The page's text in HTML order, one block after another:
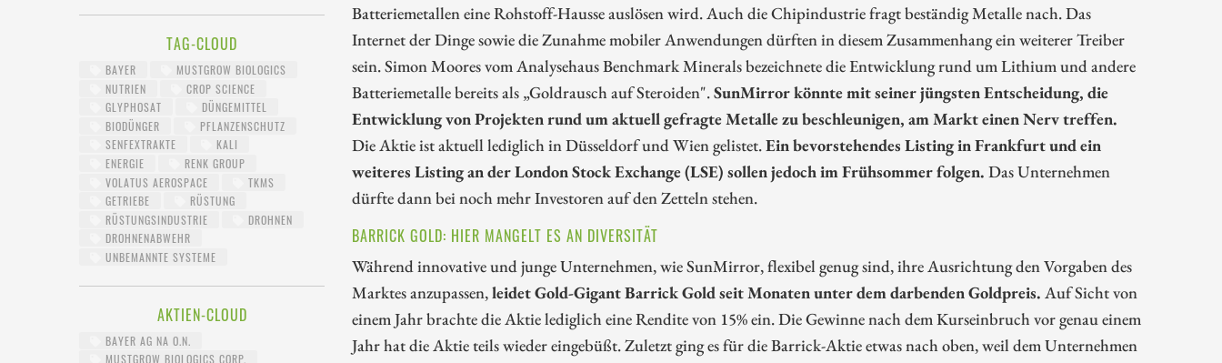
TAG-CLOUD
BAYER
MUSTGROW BIOLOGICS
NUTRIEN
CROP SCIENCE
GLYPHOSAT
DÜNGEMITTEL
BIODÜNGER
PFLANZENSCHUTZ
SENFEXTRAKTE
KALI
ENERGIE
RENK GROUP
VOLATUS AEROSPACE
TKMS
GETRIEBE
RÜSTUNG
RÜSTUNGSINDUSTRIE
DROHNEN
DROHNENABWEHR
UNBEMANNTE SYSTEME
AKTIEN-CLOUD
BAYER AG NA O.N.
MUSTGROW BIOLOGICS CORP.
Batteriemetallen eine Rohstoff-Hausse auslösen wird. Auch die Chipindustrie fragt beständig Metalle nach. Das
Internet der Dinge sowie die Zunahme mobiler Anwendungen dürften in diesem Zusammenhang ein weiterer Treiber
sein. Simon Moores vom Analysehaus Benchmark Minerals bezeichnete die Entwicklung rund um Lithium und andere
Batteriemetalle bereits als „Goldrausch auf Steroiden".SunMirror könnte mit seiner jüngsten Entscheidung, die
Entwicklung von Projekten rund um aktuell gefragte Metalle zu beschleunigen, am Markt einen Nerv treffen.
Die Aktie ist aktuell lediglich in Düsseldorf und Wien gelistet.Ein bevorstehendes Listing in Frankfurt und ein
weiteres Listing an der London Stock Exchange (LSE) sollen jedoch im Frühsommer folgen. Das Unternehmen
dürfte dann bei noch mehr Investoren auf den Zetteln stehen.
BARRICK GOLD: HIER MANGELT ES AN DIVERSITÄT
Während innovative und junge Unternehmen, wie SunMirror, flexibel genug sind, ihre Ausrichtung den Vorgaben des
Marktes anzupassen,leidet Gold-Gigant Barrick Gold seit Monaten unter dem darbenden Goldpreis. Auf Sicht von
einem Jahr brachte die Aktie lediglich eine Rendite von 15% ein. Die Gewinne nach dem Kurseinbruch vor genau einem
Jahr hat die Aktie teils wieder eingebüßt. Zuletzt ging es für die Barrick-Aktie etwas nach oben, weil dem Unternehmen